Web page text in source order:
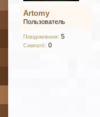
Artomy
Пользователь
Повідомлення: 5
Симпатії: 0